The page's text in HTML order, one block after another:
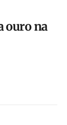
ouro na